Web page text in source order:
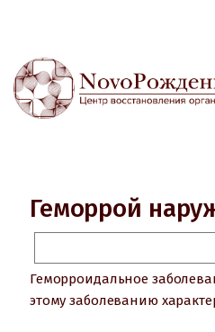
Геморрой
Геморроидальное
этому заболеванию